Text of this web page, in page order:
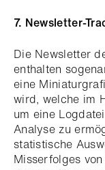
7. Newsletter-
Die Newsletter
enthalten
eine
wird, welche im
um eine
Analyse zu
statistische
Misserfolges